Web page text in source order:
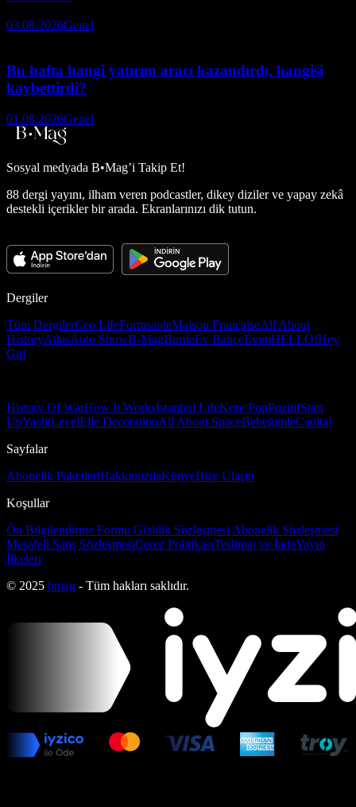
03.08.2026Genel
Bu hafta hangi yatırım aracı kazandırdı, hangisi
kaybettirdi?
01.08.2026Genel
Sosyal medyada B•Mag’i Takip Et!
88 dergi yayını, ilham veren podcastler, dikey diziler ve yapay zekâ
destekli içerikler bir arada. Ekranlarınızı dik tutun.
Dergiler
Tüm DergilerCeo LifeFormsanteMaison FrançaiseAll About
HistoryAtlasAuto ShowB-MagBurdaEv BahçeEvimHELLO!Hey
Girl
History Of WarHow It Worksİstanbul LifeKore PopPozitifStart
UpYachtLevelElle DecorationAll About SpaceBebeğimleCapital
Sayfalar
Abonelik PaketleriHakkımızdaKünyeBize Ulaşın
Koşullar
Ön Bilgilendirme Formu Gizlilik Sözleşmesi Abonelik Sözleşmesi
Mesafeli Satış SözleşmesiÇerez PolitikasıTeslimat ve İadeYayın
İlkeleri
© 2025 bmag - Tüm hakları saklıdır.